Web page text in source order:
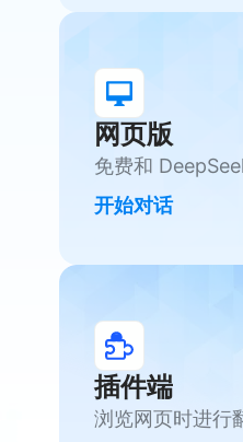
网页版
免费和
开始对话
插件端
浏览网页时进行